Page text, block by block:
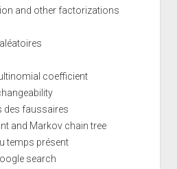
and other factorizations
coefficient
des faussaires
and Markov chain tree
temps présent
search